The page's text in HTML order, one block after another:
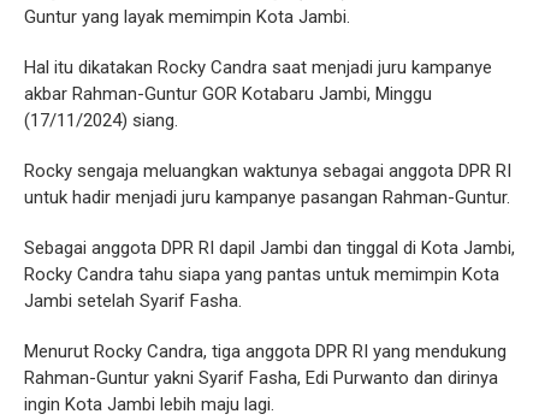
Guntur yang layak memimpin Kota Jambi.
Hal itu dikatakan Rocky Candra saat menjadi juru kampanye
akbar Rahman-Guntur GOR Kotabaru Jambi, Minggu
(17/11/2024) siang.
Rocky sengaja meluangkan waktunya sebagai anggota DPR RI
untuk hadir menjadi juru kampanye pasangan Rahman-Guntur.
Sebagai anggota DPR RI dapil Jambi dan tinggal di Kota Jambi,
Rocky Candra tahu siapa yang pantas untuk memimpin Kota
Jambi setelah Syarif Fasha.
Menurut Rocky Candra, tiga anggota DPR RI yang mendukung
Rahman-Guntur yakni Syarif Fasha, Edi Purwanto dan dirinya
ingin Kota Jambi lebih maju lagi.